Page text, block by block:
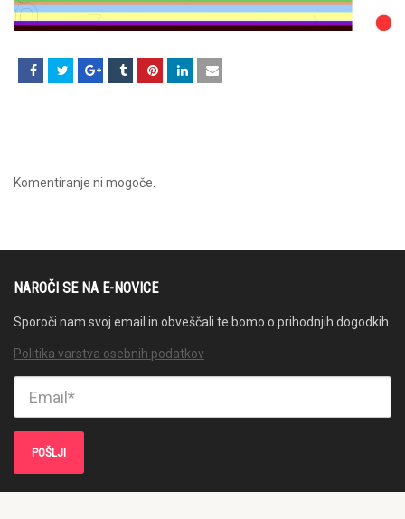
Komentiranje ni mogoče.
NAROČI SE NA E-NOVICE
Sporoči nam svoj email in obveščali te bomo o prihodnjih dogodkih.
Politika varstva osebnih podatkov